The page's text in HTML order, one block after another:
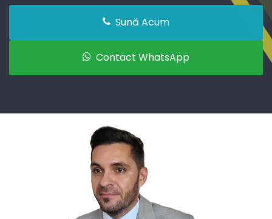
Sună Acum
Contact WhatsApp